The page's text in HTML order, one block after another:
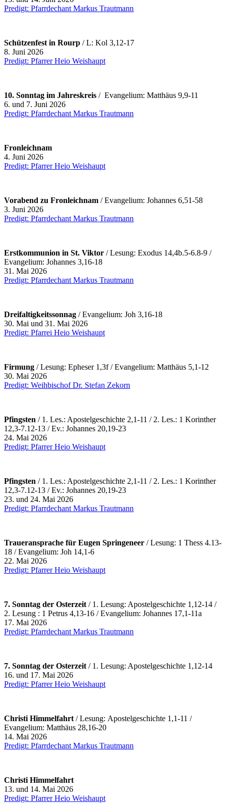
Predigt: Pfarrdechant Markus Trautmann
Schützenfest in Rourp / L: Kol 3,12-17
8. Juni 2026
Predigt: Pfarrer Heio Weishaupt
10. Sonntag im Jahreskreis / Evangelium: Matthäus 9,9-11
6. und 7. Juni 2026
Predigt: Pfarrdechant Markus Trautmann
Fronleichnam
4. Juni 2026
Predigt: Pfarrer Heio Weishaupt
Vorabend zu Fronleichnam / Evangelium: Johannes 6,51-58
3. Juni 2026
Predigt: Pfarrdechant Markus Trautmann
Erstkommunion in St. Viktor / Lesung: Exodus 14,4b.5-6.8-9 /
Evangelium: Johannes 3,16-18
31. Mai 2026
Predigt: Pfarrdechant Markus Trautmann
Dreifaltigkeitssonnag / Evangelium: Joh 3,16-18
30. Mai und 31. Mai 2026
Predigt: Pfarrei Heio Weishaupt
Firmung / Lesung: Epheser 1,3f / Evangelium: Matthäus 5,1-12
30. Mai 2026
Predigt: Weihbischof Dr. Stefan Zekorn
Pfingsten / 1. Les.: Apostelgeschichte 2,1-11 / 2. Les.: 1 Korinther
12,3-7.12-13 / Ev.: Johannes 20,19-23
24. Mai 2026
Predigt: Pfarrer Heio Weishaupt
Pfingsten / 1. Les.: Apostelgeschichte 2,1-11 / 2. Les.: 1 Korinther
12,3-7.12-13 / Ev.: Johannes 20,19-23
23. und 24. Mai 2026
Predigt: Pfarrdechant Markus Trautmann
Traueransprache für Eugen Springeneer / Lesung: 1 Thess 4.13-
18 / Evangelium: Joh 14,1-6
22. Mai 2026
Predigt: Pfarrer Heio Weishaupt
7. Sonntag der Osterzeit / 1. Lesung: Apostelgeschichte 1,12-14 /
2. Lesung : 1 Petrus 4,13-16 / Evangelium: Johannes 17,1-11a
17. Mai 2026
Predigt: Pfarrdechant Markus Trautmann
7. Sonntag der Osterzeit / 1. Lesung: Apostelgeschichte 1,12-14
16. und 17. Mai 2026
Predigt: Pfarrer Heio Weishaupt
Christi Himmelfahrt / Lesung: Apostelgeschichte 1,1-11 /
Evangelium: Matthäus 28,16-20
14. Mai 2026
Predigt: Pfarrdechant Markus Trautmann
Christi Himmelfahrt
13. und 14. Mai 2026
Predigt: Pfarrer Heio Weishaupt